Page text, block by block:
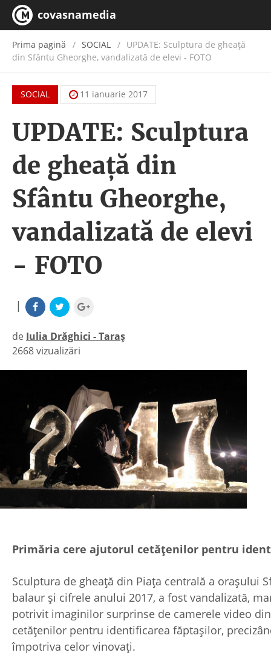
covasnamedia
Prima pagină SOCIAL
UPDATE: Sculptura de gheaţă
din Sfântu Gheorghe, vandalizată de elevi - FOTO
SOCIAL 11 ianuarie 2017
UPDATE: Sculptura
de gheaţă din
Sfântu Gheorghe,
vandalizată de elevi
- FOTO
|
de Iulia Drăghici - Taraș
|
2668 vizualizări
Primăria cere ajutorul cetăţenilor pentru
Sculptura de gheaţă din Piaţa centrală a oraşului
balaur şi cifrele anului 2017, a fost vandalizată,
potrivit imaginilor surprinse de camerele video
cetăţenilor pentru identificarea făptaşilor,
împotriva celor vinovaţi.